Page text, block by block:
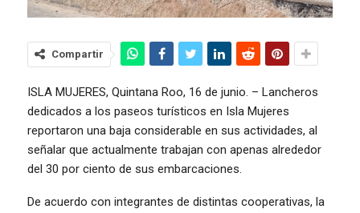
Compartir
ISLA MUJERES, Quintana Roo, 16 de junio. – Lancheros
dedicados a los paseos turísticos en Isla Mujeres
reportaron una baja considerable en sus actividades, al
señalar que actualmente trabajan con apenas alrededor
del 30 por ciento de sus embarcaciones.
De acuerdo con integrantes de distintas cooperativas, la